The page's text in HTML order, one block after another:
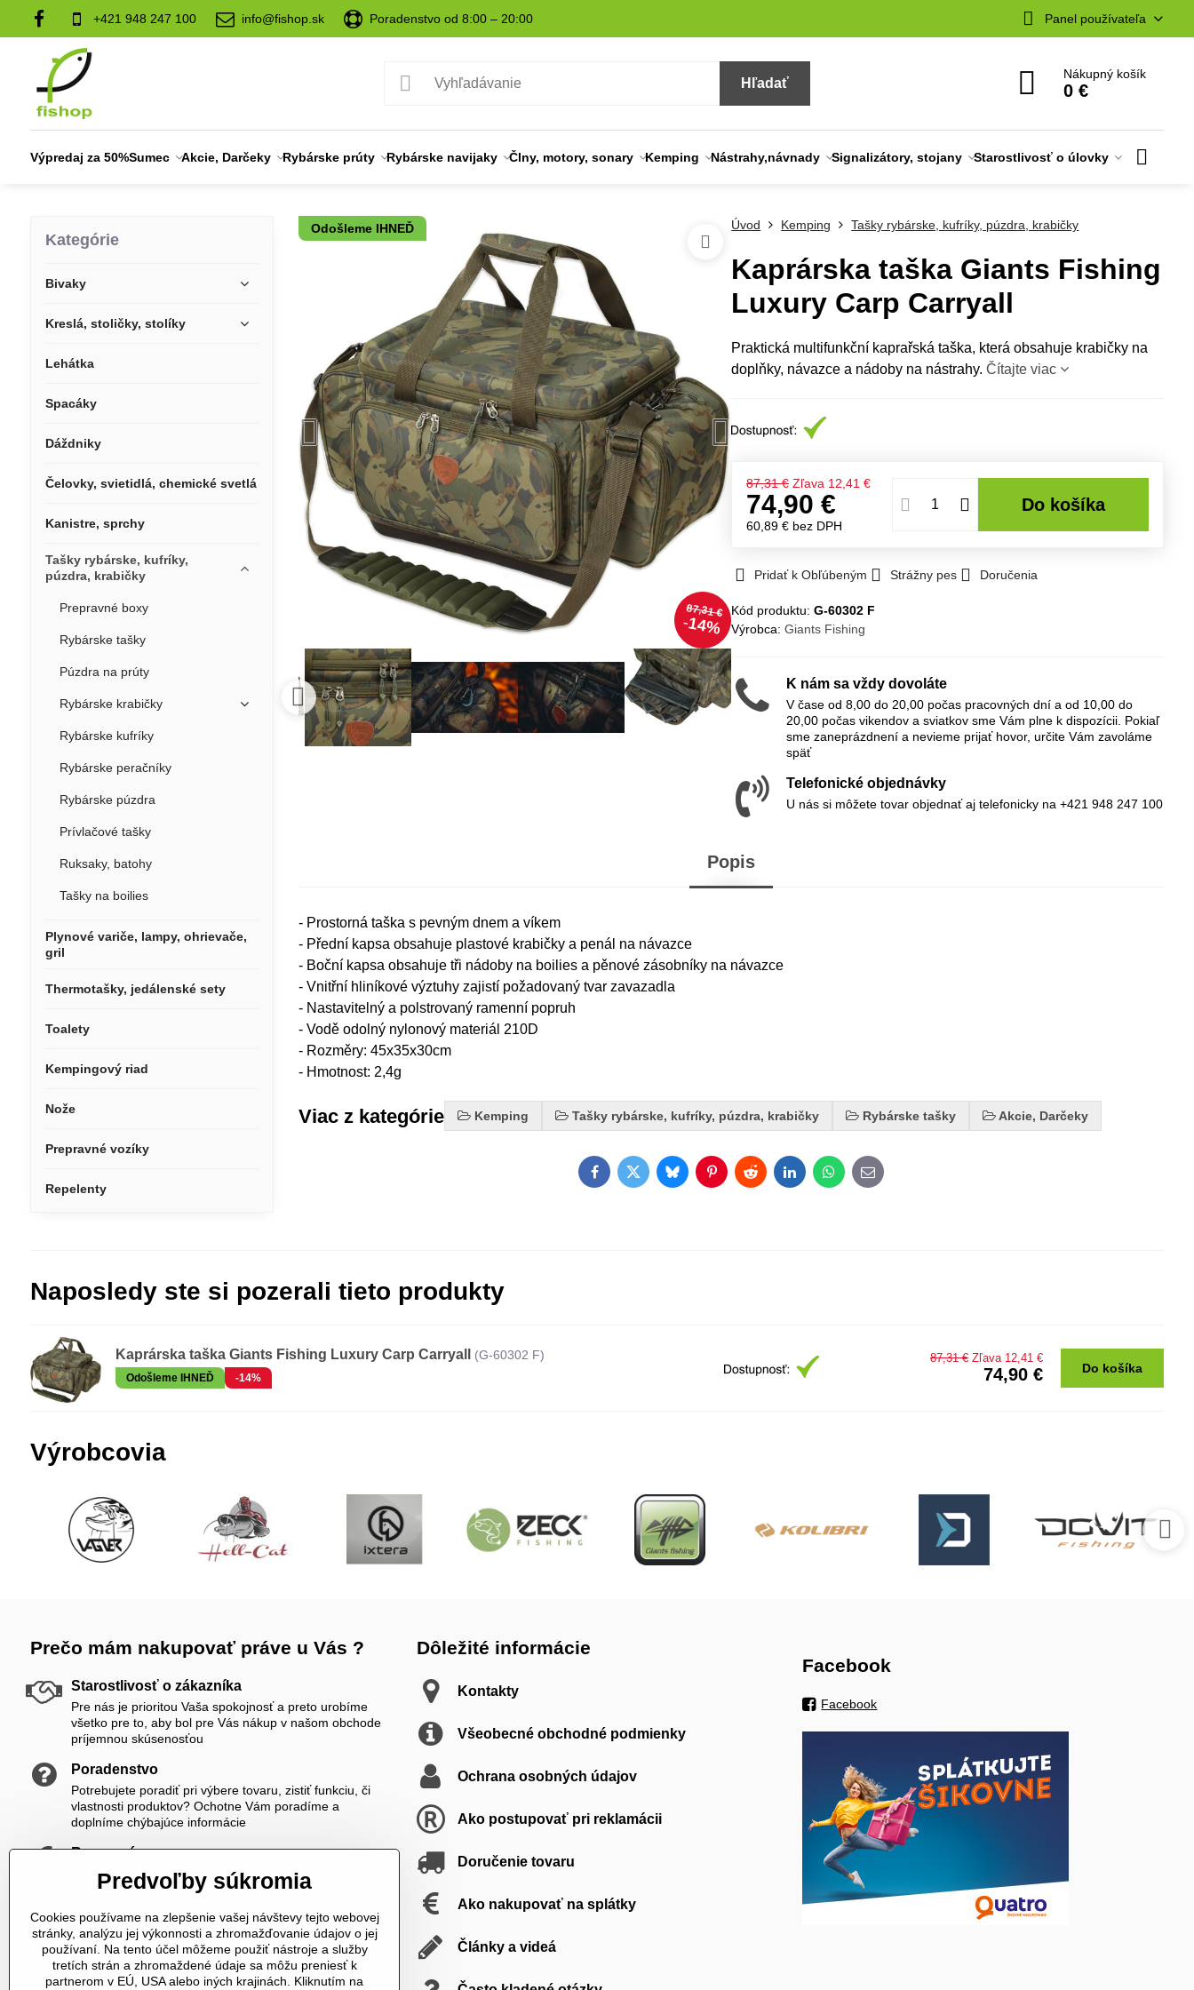
+421 948 247 100 info@fishop.sk Poradenstvo od 8:00 – 20:00 Panel používateľa
Hľadať
Nákupný košík
0 €
Výpredaj za 50%Sumec Akcie, Darčeky Rybárske prúty Rybárske navijaky Člny, motory, sonary Kemping Nástrahy,návnady Signalizátory, stojany Starostlivosť o úlovky
Odošleme IHNEĎ
87,31 €
14%
Úvod Kemping Tašky rybárske, kufríky, púzdra, krabičky
Kaprárska taška Giants Fishing
Luxury Carp Carryall
Praktická multifunkční kaprařská taška, která obsahuje krabičky na
doplňky, návazce a nádoby na nástrahy.Čítajte viac
87,31 € Zľava 12,41 €
74,90 €
60,89 € bez DPH
Do košíka
Pridať k Obľúbeným Strážny pes Doručenia
Kód produktu:G-60302 F
Výrobca:Giants Fishing
K nám sa vždy dovoláte
V čase od 8,00 do 20,00 počas pracovných dní a od 10,00 do
20,00 počas vikendov a sviatkov sme Vám plne k dispozícii. Pokiaľ
sme zaneprázdnení a nevieme prijať hovor, určite Vám zavoláme
späť
Telefonické objednávky
U nás si môžete tovar objednať aj telefonicky na +421 948 247 100
Popis
- Prostorná taška s pevným dnem a víkem
- Přední kapsa obsahuje plastové krabičky a penál na návazce
- Boční kapsa obsahuje tři nádoby na boilies a pěnové zásobníky na návazce
- Vnitřní hliníkové výztuhy zajistí požadovaný tvar zavazadla
- Nastavitelný a polstrovaný ramenní popruh
- Vodě odolný nylonový materiál 210D
- Rozměry: 45x35x30cm
- Hmotnost: 2,4g
Viac z kategórie Kemping Tašky rybárske, kufríky, púzdra, krabičky Rybárske tašky Akcie, Darčeky
FacebookTwitterBlueskyPinterestRedditLinkedInWhatsApp
E-
mail
Kategórie
Bivaky
Kreslá, stoličky, stolíky
Lehátka
Spacáky
Dáždniky
Čelovky, svietidlá, chemické svetlá
Kanistre, sprchy
Tašky rybárske, kufríky,
púzdra, krabičky
Prepravné boxy
Rybárske tašky
Púzdra na prúty
Rybárske krabičky
Rybárske kufríky
Rybárske peračníky
Rybárske púzdra
Prívlačové tašky
Ruksaky, batohy
Tašky na boilies
Plynové variče, lampy, ohrievače,
gril
Thermotašky, jedálenské sety
Toalety
Kempingový riad
Nože
Prepravné vozíky
Repelenty
Naposledy ste si pozerali tieto produkty
Kaprárska taška Giants Fishing Luxury Carp Carryall (G-60302 F)
Odošleme IHNEĎ -14% 74,90 €
87,31 € Zľava 12,41 €
Do košíka
Výrobcovia
Prečo mám nakupovať práve u Vás ?
Starostlivosť o zákazníka
Pre nás je prioritou Vaša spokojnosť a preto urobíme
všetko pre to, aby bol pre Vás nákup v našom obchode
príjemnou skúsenosťou
Poradenstvo
Potrebujete poradiť pri výbere tovaru, zistiť funkciu, či
vlastnosti produktov? Ochotne Vám poradíme a
doplníme chýbajúce informácie
Rozumné ceny
Zákazníkom ponúkame priateľské ceny, ktoré si viete
ešte skrášliť navyše registráciou
K nám sa vždy dovoláte
V čase od 8,00 do 20,00 počas pracovných dní a od
10,00 do 20,00 počas vikendov a sviatkov sme Vám plne
k dispozícii. Pokiaľ sme zaneprázdnení a nevieme prijať
Dôležité informácie
Kontakty
Všeobecné obchodné podmienky
Ochrana osobných údajov
Ako postupovať pri reklamácii
Doručenie tovaru
Ako nakupovať na splátky
Články a videá
Facebook
Facebook
Predvoľby súkromia
Cookies používame na zlepšenie vašej návštevy tejto webovej
stránky, analýzu jej výkonnosti a zhromažďovanie údajov o jej
používaní. Na tento účel môžeme použiť nástroje a služby
tretích strán a zhromaždené údaje sa môžu preniesť k
partnerom v EÚ, USA alebo iných krajinách. Kliknutím na